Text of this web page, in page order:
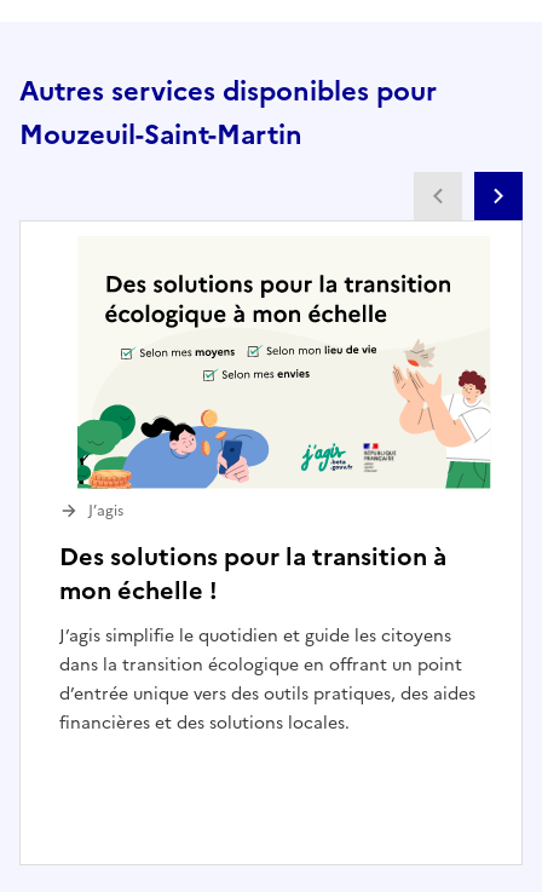
Autres services disponibles pour
Mouzeuil-Saint-Martin
Des solutions pour la transition à
mon échelle !
J’agis simplifie le quotidien et guide les citoyens
dans la transition écologique en offrant un point
d’entrée unique vers des outils pratiques, des aides
financières et des solutions locales.
J’agis